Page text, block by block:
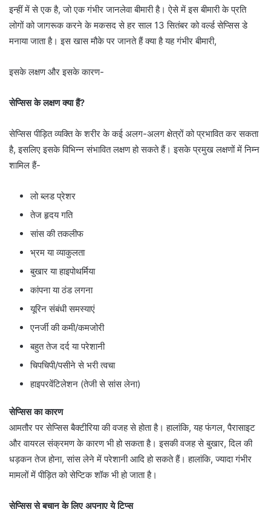
इन्हीं में से एक है, जो एक गंभीर जानलेवा बीमारी है। ऐसे में इस बीमारी के प्रति
लोगों को जागरूक करने के मकसद से हर साल 13 सितंबर को वर्ल्ड सेप्सिस डे
मनाया जाता है। इस खास मौके पर जानते हैं क्या है यह गंभीर बीमारी,
इसके लक्षण और इसके कारण-
सेप्सिस के लक्षण क्या हैं?
सेप्सिस पीड़ित व्यक्ति के शरीर के कई अलग-अलग क्षेत्रों को प्रभावित कर सकता
है, इसलिए इसके विभिन्न संभावित लक्षण हो सकते हैं। इसके प्रमुख लक्षणों में निम्न
शामिल हैं-
लो ब्लड प्रेशर
तेज हृदय गति
सांस की तकलीफ
भ्रम या व्याकुलता
बुखार या हाइपोथर्मिया
कांपना या ठंड लगना
यूरिन संबंधी समस्याएं
एनर्जी की कमी/कमजोरी
बहुत तेज दर्द या परेशानी
चिपचिपी/पसीने से भरी त्वचा
हाइपरवेंटिलेशन (तेजी से सांस लेना)
सेप्सिस का कारण
आमतौर पर सेप्सिस बैक्टीरिया की वजह से होता है। हालांकि, यह फंगल, पैरासाइट
और वायरल संक्रमण के कारण भी हो सकता है। इसकी वजह से बुखार, दिल की
धड़कन तेज होना, सांस लेने में परेशानी आदि हो सकते हैं। हालांकि, ज्यादा गंभीर
मामलों में पीड़ित को सेप्टिक शॉक भी हो जाता है।
सेप्सिस से बचान के लिए अपनाए ये टिप्स